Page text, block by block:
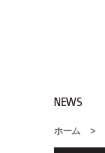
NEWS
ホーム >